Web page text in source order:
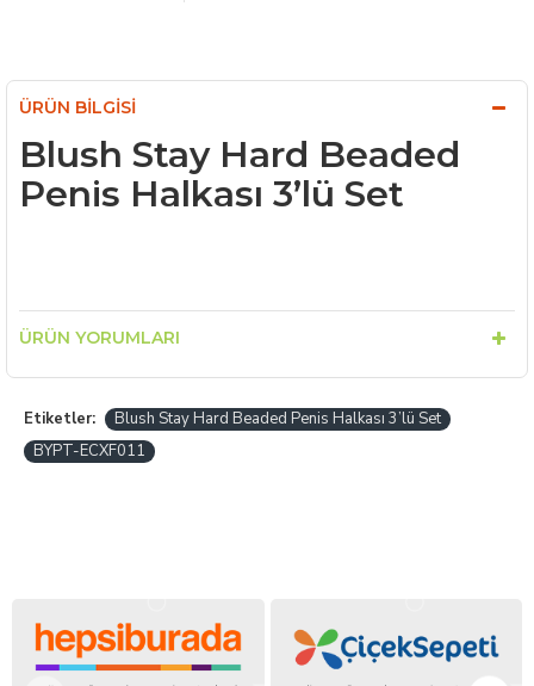
ÜRÜN BILGISI
Blush Stay Hard Beaded
Penis Halkası 3’lü Set
ÜRÜN YORUMLARI
Etiketler:
Blush Stay Hard Beaded Penis Halkası 3’lü Set
BYPT-ECXF011